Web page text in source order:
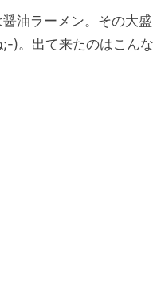
油ラーメン。その大盛
)。出て来たのはこんな